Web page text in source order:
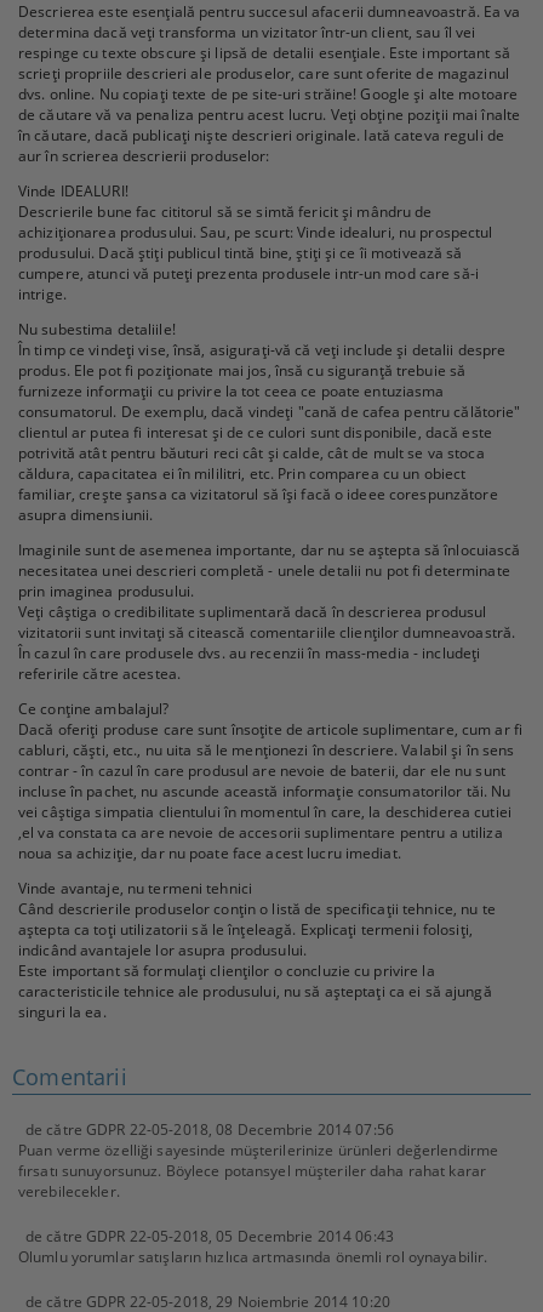
Descrierea este esențială pentru succesul afacerii dumneavoastră. Ea va
determina dacă veți transforma un vizitator într-un client, sau îl vei
respinge cu texte obscure și lipsă de detalii esențiale. Este important să
scrieți propriile descrieri ale produselor, care sunt oferite de magazinul
dvs. online. Nu copiați texte de pe site-uri străine! Google și alte motoare
de căutare vă va penaliza pentru acest lucru. Veți obține poziții mai înalte
în căutare, dacă publicați niște descrieri originale. Iată cateva reguli de
aur în scrierea descrierii produselor:
Vinde IDEALURI!
Descrierile bune fac cititorul să se simtă fericit și mândru de
achiziționarea produsului. Sau, pe scurt: Vinde idealuri, nu prospectul
produsului. Dacă știți publicul tintă bine, știți și ce îi motivează să
cumpere, atunci vă puteți prezenta produsele intr-un mod care să-i
intrige.
Nu subestima detaliile!
În timp ce vindeți vise, însă, asigurați-vă că veți include și detalii despre
produs. Ele pot fi poziționate mai jos, însă cu siguranță trebuie să
furnizeze informații cu privire la tot ceea ce poate entuziasma
consumatorul. De exemplu, dacă vindeți "cană de cafea pentru călătorie"
clientul ar putea fi interesat și de ce culori sunt disponibile, dacă este
potrivită atât pentru băuturi reci cât și calde, cât de mult se va stoca
căldura, capacitatea ei în mililitri, etc. Prin comparea cu un obiect
familiar, crește șansa ca vizitatorul să își facă o ideee corespunzătore
asupra dimensiunii.
Imaginile sunt de asemenea importante, dar nu se aștepta să înlocuiască
necesitatea unei descrieri completă - unele detalii nu pot fi determinate
prin imaginea produsului.
Veți câștiga o credibilitate suplimentară dacă în descrierea produsul
vizitatorii sunt invitați să citească comentariile clienților dumneavoastră.
În cazul în care produsele dvs. au recenzii în mass-media - includeți
referirile către acestea.
Ce conține ambalajul?
Dacă oferiți produse care sunt însoțite de articole suplimentare, cum ar fi
cabluri, căști, etc., nu uita să le menționezi în descriere. Valabil și în sens
contrar - în cazul în care produsul are nevoie de baterii, dar ele nu sunt
incluse în pachet, nu ascunde această informație consumatorilor tăi. Nu
vei câștiga simpatia clientului în momentul în care, la deschiderea cutiei
,el va constata ca are nevoie de accesorii suplimentare pentru a utiliza
noua sa achiziție, dar nu poate face acest lucru imediat.
Vinde avantaje, nu termeni tehnici
Când descrierile produselor conțin o listă de specificații tehnice, nu te
aștepta ca toți utilizatorii să le înțeleagă. Explicați termenii folosiți,
indicând avantajele lor asupra produsului.
Este important să formulați clienților o concluzie cu privire la
caracteristicile tehnice ale produsului, nu să așteptați ca ei să ajungă
singuri la ea.
Comentarii
de către GDPR 22-05-2018,08 Decembrie 2014 07:56
Puan verme özelliği sayesinde müşterilerinize ürünleri değerlendirme
fırsatı sunuyorsunuz. Böylece potansyel müşteriler daha rahat karar
verebilecekler.
de către GDPR 22-05-2018,05 Decembrie 2014 06:43
Olumlu yorumlar satışların hızlıca artmasında önemli rol oynayabilir.
de către GDPR 22-05-2018,29 Noiembrie 2014 10:20